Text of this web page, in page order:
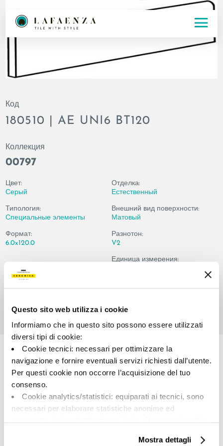
Questo sito web utilizza i cookie
Informiamo che in questo sito possono essere utilizzati
diversi tipi di cookie:
Cookie tecnici: necessari per ottimizzare la
navigazione e fornire eventuali servizi richiesti dall’utente.
Per questi cookie non occorre l’acquisizione del tuo
consenso.
Cookie analytics/statistici: equiparati ai tecnici, sono
necessari per elaborare statistiche anonime ed
Cookie di profilazione/marketing: sono utilizzati, solo
Mostra dettagli
Код
180510 | AE UNI6 BT120
Коллекция
00797
Цвет:
Серый
Типология:
Специальные элементы
Формат:
6.0x120.0
Отделка:
Естественный
Внешний вид поверхности:
Матовый
Разнотон:
V2
Единица измерения:
Share:
A brand of Cooperativa Ceramica d’Imola